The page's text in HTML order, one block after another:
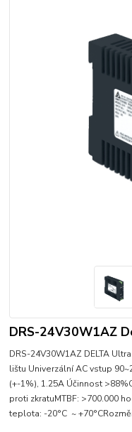
DRS-24V30W1AZ
DRS-24V30W1AZ DELTA
lištu Univerzální AC vstup
(+-1%), 1.25A Účinnost
proti zkratuMTBF: >700.000
teplota: -20°C ~